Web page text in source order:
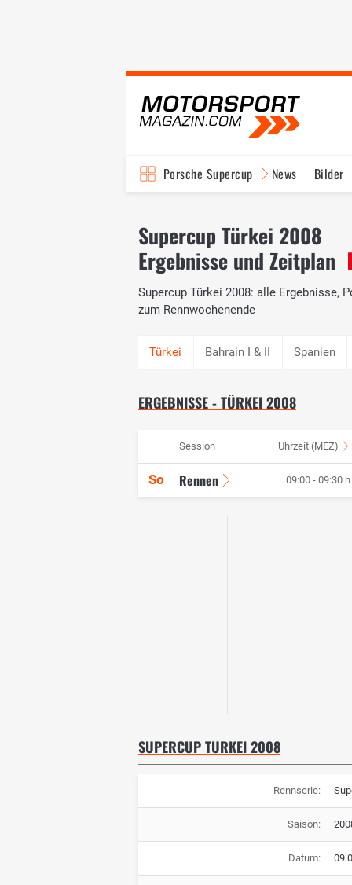
Porsche Supercup News Bilder
Supercup Türkei 2008
Ergebnisse und Zeitplan
Supercup Türkei 2008: alle Ergebnisse,
zum Rennwochenende
Bahrain I & II Spanien
ERGEBNISSE - TÜRKEI 2008
Session Uhrzeit (MEZ)
So Rennen 09:00 - 09:30 h
SUPERCUP TÜRKEI 2008
Rennserie:
Saison:
Datum: